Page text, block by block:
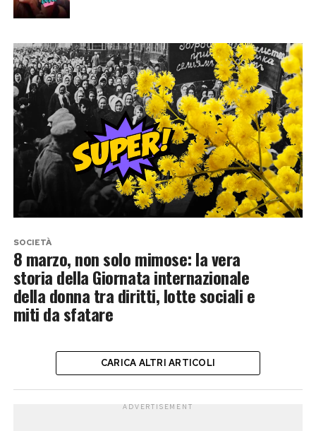
SOCIETÀ
8 marzo, non solo mimose: la vera
storia della Giornata internazionale
della donna tra diritti, lotte sociali e
miti da sfatare
CARICA ALTRI ARTICOLI
ADVERTISEMENT